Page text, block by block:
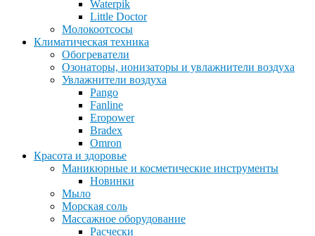
Waterpik
Little Doctor
Молокоотсосы
Климатическая техника
Обогреватели
Озонаторы, ионизаторы и увлажнители воздуха
Увлажнители воздуха
Pango
Fanline
Eropower
Bradex
Omron
Красота и здоровье
Маникюрные и косметические инструменты
Новинки
Мыло
Морская соль
Массажное оборудование
Расчески